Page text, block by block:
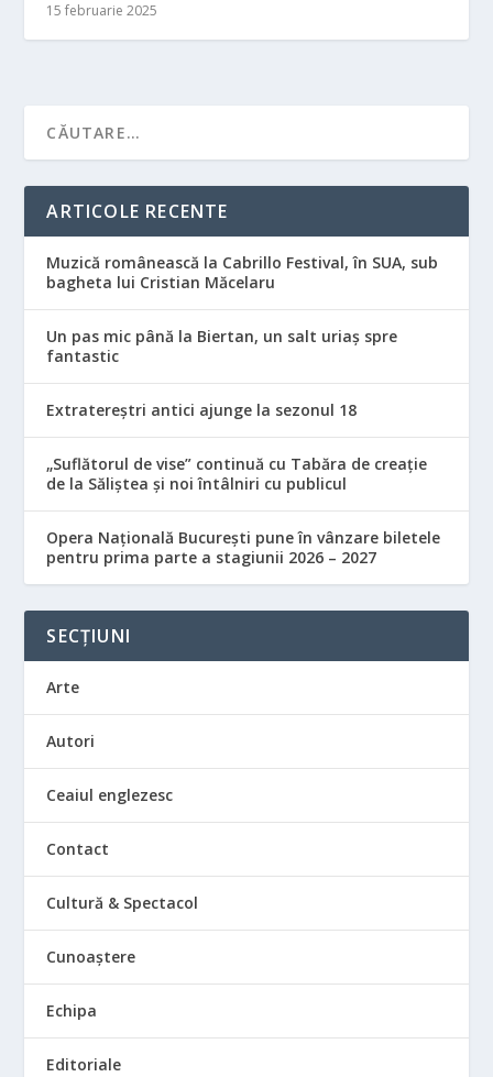
15 februarie 2025
ARTICOLE RECENTE
Muzică românească la Cabrillo Festival, în SUA, sub
bagheta lui Cristian Măcelaru
Un pas mic până la Biertan, un salt uriaș spre
fantastic
Extratereștri antici ajunge la sezonul 18
„Suflătorul de vise” continuă cu Tabăra de creație
de la Săliștea și noi întâlniri cu publicul
Opera Națională București pune în vânzare biletele
pentru prima parte a stagiunii 2026 – 2027
SECȚIUNI
Arte
Autori
Ceaiul englezesc
Contact
Cultură & Spectacol
Cunoaștere
Echipa
Editoriale